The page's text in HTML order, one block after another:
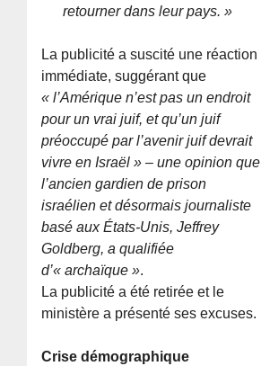
retourner dans leur pays. »
La publicité a suscité une réaction
immédiate, suggérant que
« l’Amérique n’est pas un endroit
pour un vrai juif, et qu’un juif
préoccupé par l’avenir juif devrait
vivre en Israël » – une opinion que
l’ancien gardien de prison
israélien et désormais journaliste
basé aux États-Unis, Jeffrey
Goldberg, a qualifiée
d’« archaïque ».
La publicité a été retirée et le
ministère a présenté ses excuses.
Crise démographique